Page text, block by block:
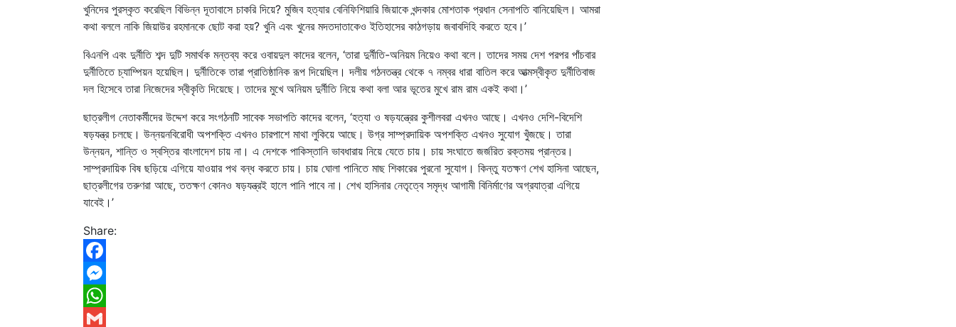
খুনিদের পুরস্কৃত করেছিল বিভিন্ন দূতাবাসে চাকরি দিয়ে? মুজিব হত্যার বেনিফিশিয়ারি জিয়াকে খন্দকার মোশতাক প্রধান সেনাপতি বানিয়েছিল। আমরা
কথা বললে নাকি জিয়াউর রহমানকে ছোট করা হয়? খুনি এবং খুনের মদতদাতাকেও ইতিহাসের কাঠগড়ায় জবাবদিহি করতে হবে।’
বিএনপি এবং দুর্নীতি শব্দ দুটি সমার্থক মন্তব্য করে ওবায়দুল কাদের বলেন, ‘তারা দুর্নীতি-অনিয়ম নিয়েও কথা বলে। তাদের সময় দেশ পরপর পাঁচবার
দুর্নীতিতে চ্যাম্পিয়ন হয়েছিল। দুর্নীতিকে তারা প্রাতিষ্ঠানিক রূপ দিয়েছিল। দলীয় গঠনতন্ত্র থেকে ৭ নম্বর ধারা বাতিল করে আত্মস্বীকৃত দুর্নীতিবাজ
দল হিসেবে তারা নিজেদের স্বীকৃতি দিয়েছে। তাদের মুখে অনিয়ম দুর্নীতি নিয়ে কথা বলা আর ভূতের মুখে রাম রাম একই কথা।’
ছাত্রলীগ নেতাকর্মীদের উদ্দেশ করে সংগঠনটি সাবেক সভাপতি কাদের বলেন, ‘হত্যা ও ষড়যন্ত্রের কুশীলবরা এখনও আছে। এখনও দেশি-বিদেশি
ষড়যন্ত্র চলছে। উন্নয়নবিরোধী অপশক্তি এখনও চারপাশে মাথা লুকিয়ে আছে। উগ্র সাম্প্রদায়িক অপশক্তি এখনও সুযোগ খুঁজছে। তারা
উন্নয়ন, শান্তি ও স্বস্তির বাংলাদেশ চায় না। এ দেশকে পাকিস্তানি ভাবধারায় নিয়ে যেতে চায়। চায় সংঘাতে জর্জরিত রক্তময় প্রান্তর।
সাম্প্রদায়িক বিষ ছড়িয়ে এগিয়ে যাওয়ার পথ বন্ধ করতে চায়। চায় ঘোলা পানিতে মাছ শিকারের পুরনো সুযোগ। কিন্তু যতক্ষণ শেখ হাসিনা আছেন,
ছাত্রলীগের তরুণরা আছে, ততক্ষণ কোনও ষড়যন্ত্রই হালে পানি পাবে না। শেখ হাসিনার নেতৃত্বে সমৃদ্ধ আগামী বিনির্মাণের অগ্রযাত্রা এগিয়ে
যাবেই।’
Share:
Facebook
Messenger
WhatsApp